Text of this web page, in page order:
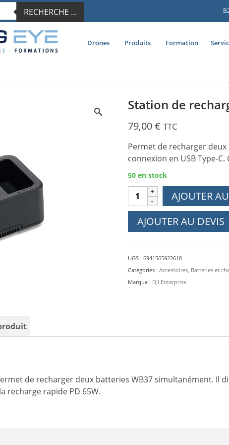
RECHERCHE ...
Drones Produits Formation
Station de
79,00€ TTC
Permet de recharger
connexion en USB Type-
50 en stock
quantité
de
Station
batterie
USB-
C
AJOUTER
AJOUTER AU DEVIS
UGS : 6941565922618
Catégories : Accessoires, Batteries et
Marque : DJI Enterprise
de recharger deux batteries WB37 simultanément. Il
recharge rapide PD 65W.